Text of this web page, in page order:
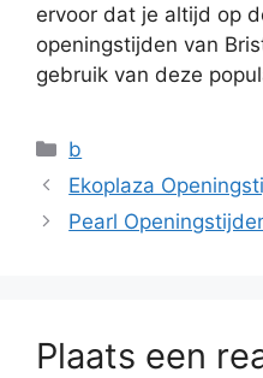
ervoor dat je altijd op
openingstijden van
gebruik van deze
Categorieën
b
Ekoplaza
Pearl
Plaats een